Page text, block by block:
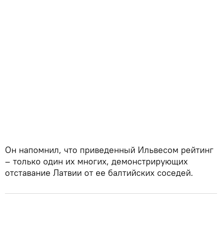
Он напомнил, что приведенный Ильвесом рейтинг
– только один их многих, демонстрирующих
отставание Латвии от ее балтийских соседей.